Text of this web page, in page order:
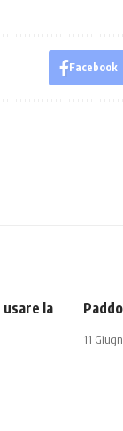
Facebook
usare la
11